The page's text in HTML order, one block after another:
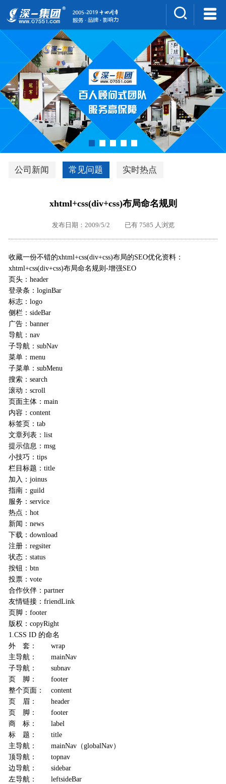
集团介绍
人才招聘
案例展示
新闻中心
深一风采
联系我们
深优通系统V3.0
深一集团优势
外地客户专栏
工单提交
公司新闻 常见问题 实时热点
xhtml+css(div+css)布局命名规则
发布日期：2009/5/2 已有 7585 人浏览
收藏一份不错的xhtml+css(div+css)布局的SEO优化资料：
xhtml+css(div+css)布局命名规则-增强SEO
页头：header
登录条：loginBar
标志：logo
侧栏：sideBar
广告：banner
导航：nav
子导航：subNav
菜单：menu
子菜单：subMenu
搜索：search
滚动：scroll
页面主体：main
内容：content
标签页：tab
文章列表：list
提示信息：msg
小技巧：tips
栏目标题：title
加入：joinus
指南：guild
服务：service
热点：hot
新闻：news
下载：download
注册：regsiter
状态：status
按钮：btn
投票：vote
合作伙伴：partner
友情链接：friendLink
页脚：footer
版权：copyRight
1.CSS ID 的命名
外 套： wrap
主导航： mainNav
子导航： subnav
页 脚： footer
整个页面： content
页 眉： header
页 脚： footer
商 标： label
标 题： title
主导航： mainNav（globalNav）
顶导航： topnav
边导航： sidebar
左导航： leftsideBar